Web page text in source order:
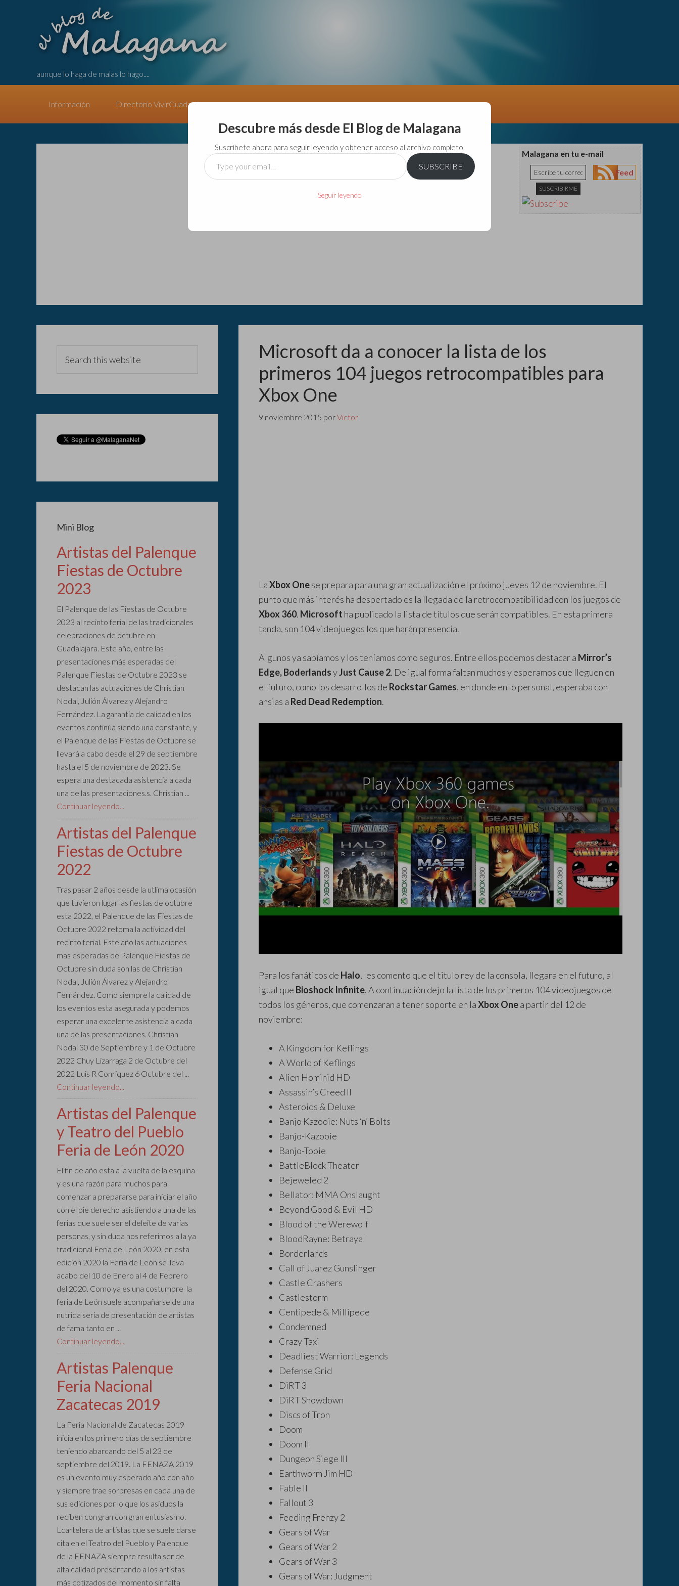
aunque lo haga de malas lo hago....
Información Directorio VivirGuadalajara
Malagana en tu e-mail
Feed
Microsoft da a conocer la lista de los
primeros 104 juegos retrocompatibles para
Xbox One
9 noviembre 2015 porVictor
LaXbox Onese prepara para una gran actualización el próximo jueves 12 de noviembre. El
punto que más interés ha despertado es la llegada de la retrocompatibilidad con los juegos de
Xbox 360. Microsoft ha publicado la lista de títulos que serán compatibles. En esta primera
tanda, son 104 videojuegos los que harán presencia.
Algunos ya sabíamos y los teníamos como seguros. Entre ellos podemos destacar a Mirror’s
Edge, BoderlandsyJust Cause 2. De igual forma faltan muchos y esperamos que lleguen en
el futuro, como los desarrollos de Rockstar Games, en donde en lo personal, esperaba con
ansias a Red Dead Redemption.
Para los fanáticos de Halo, les comento que el titulo rey de la consola, llegara en el futuro, al
igual que Bioshock Infinite. A continuación dejo la lista de los primeros 104 videojuegos de
todos los géneros, que comenzaran a tener soporte en laXbox Onea partir del 12 de
noviembre:
A Kingdom for Keflings
A World of Keflings
Alien Hominid HD
Assassin’s Creed II
Asteroids & Deluxe
Banjo Kazooie: Nuts ‘n’ Bolts
Banjo-Kazooie
Banjo-Tooie
BattleBlock Theater
Bejeweled 2
Bellator: MMA Onslaught
Beyond Good & Evil HD
Blood of the Werewolf
BloodRayne: Betrayal
Borderlands
Call of Juarez Gunslinger
Castle Crashers
Castlestorm
Centipede & Millipede
Condemned
Crazy Taxi
Deadliest Warrior: Legends
Defense Grid
DiRT 3
DiRT Showdown
Discs of Tron
Doom
Doom II
Dungeon Siege III
Earthworm Jim HD
Fable II
Fallout 3
Feeding Frenzy 2
Gears of War
Gears of War 2
Gears of War 3
Gears of War: Judgment
Mini Blog
Artistas del Palenque
Fiestas de Octubre
2023
El Palenque de las Fiestas de Octubre
2023 al recinto ferial de las tradicionales
celebraciones de octubre en
Guadalajara. Este año, entre las
presentaciones más esperadas del
Palenque Fiestas de Octubre 2023 se
destacan las actuaciones de Christian
Nodal, Julión Álvarez y Alejandro
Fernández. La garantía de calidad en los
eventos continúa siendo una constante, y
el Palenque de las Fiestas de Octubre se
llevará a cabo desde el 29 de septiembre
hasta el 5 de noviembre de 2023. Se
espera una destacada asistencia a cada
una de las presentaciones.s. Christian ...
Continuar leyendo...
Artistas del Palenque
Fiestas de Octubre
2022
Tras pasar 2 años desde la utlima ocasión
que tuvieron lugar las fiestas de octubre
esta 2022, el Palenque de las Fiestas de
Octubre 2022 retoma la actividad del
recinto ferial. Este año las actuaciones
mas esperadas de Palenque Fiestas de
Octubre sin duda son las de Christian
Nodal, Julión Álvarez y Alejandro
Fernández. Como siempre la calidad de
los eventos esta asegurada y podemos
esperar una excelente asistencia a cada
una de las presentaciones. Christian
Nodal 30 de Septiembre y 1 de Octubre
2022 Chuy Lizarraga 2 de Octubre del
2022 Luis R Conriquez 6 Octubre del ...
Continuar leyendo...
Artistas del Palenque
y Teatro del Pueblo
Feria de León 2020
El fin de año esta a la vuelta de la esquina
y es una razón para muchos para
comenzar a prepararse para iniciar el año
con el pie derecho asistiendo a una de las
ferias que suele ser el deleite de varias
personas, y sin duda nos referimos a la ya
tradicional Feria de León 2020, en esta
edición 2020 la Feria de León se lleva
acabo del 10 de Enero al 4 de Febrero
del 2020. Como ya es una costumbre la
feria de León suele acompañarse de una
nutrida seria de presentación de artistas
de fama tanto en ...
Continuar leyendo...
Artistas Palenque
Feria Nacional
Zacatecas 2019
La Feria Nacional de Zacatecas 2019
inicia en los primero días de septiembre
teniendo abarcando del 5 al 23 de
septiembre del 2019. La FENAZA 2019
es un evento muy esperado año con año
y siempre trae sorpresas en cada una de
sus ediciones por lo que los asiduos la
reciben con gran con gran entusiasmo.
Lcartelera de artistas que se suele darse
cita en el Teatro del Pueblo y Palenque
de la FENAZA siempre resulta ser de
alta calidad presentando a los artistas
más cotizados del momento sin falta
Descubre más desde El Blog de Malagana
Suscríbete ahora para seguir leyendo y obtener acceso al archivo completo.
Type
your
SUBSCRIBE
Seguir leyendo